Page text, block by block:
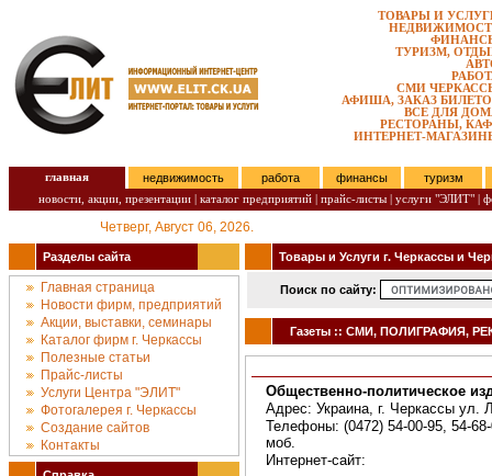
ТОВАРЫ И
ТУРИЗМ,
СМИ
АФИША, ЗАКАЗ
ВСЕ ДЛЯ
РЕСТОРАНЫ,
ИНТЕРНЕТ-
главная недвижимость работа финансы
туризм
новости, акции, презентации | каталог предприятий | прайс-листы | услуги "ЭЛИТ" |
Четверг, Август 06, 2026.
Разделы сайта
Главная страница
Новости фирм, предприятий
Акции, выставки, семинары
Каталог фирм г. Черкассы
Полезные статьи
Прайс-листы
Услуги Центра "ЭЛИТ"
Фотогалерея г. Черкассы
Создание сайтов
Контакты
Товары и Услуги г. Черкассы и
Поиск по сайту:
Газеты :: СМИ, ПОЛИГРАФИЯ,
Общественно-политическое
Адрес: Украина, г. Черкассы ул.
Телефоны: (0472) 54-00-95, 54-
моб.
Интернет-сайт: